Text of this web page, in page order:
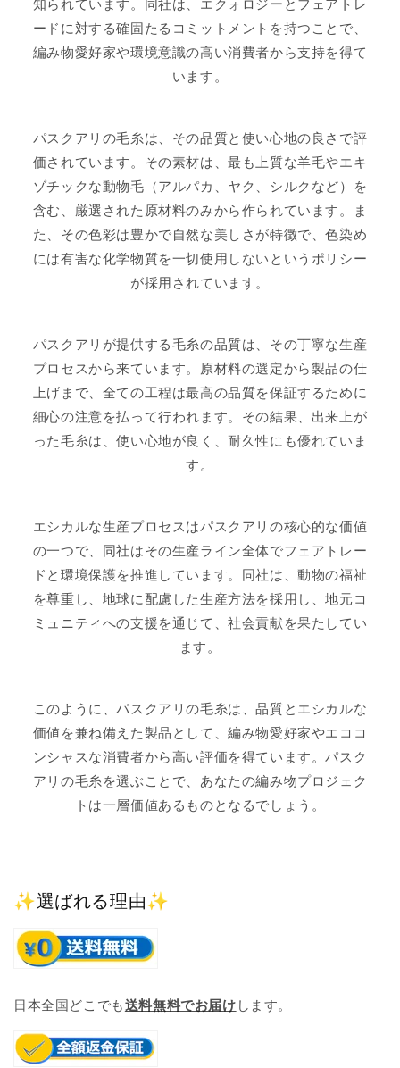
知られています。同社は、エクォロジーとフェアトレ
ードに対する確固たるコミットメントを持つことで、
編み物愛好家や環境意識の高い消費者から支持を得て
います。
パスクアリの毛糸は、その品質と使い心地の良さで評
価されています。その素材は、最も上質な羊毛やエキ
ゾチックな動物毛（アルパカ、ヤク、シルクなど）を
含む、厳選された原材料のみから作られています。ま
た、その色彩は豊かで自然な美しさが特徴で、色染め
には有害な化学物質を一切使用しないというポリシー
が採用されています。
パスクアリが提供する毛糸の品質は、その丁寧な生産
プロセスから来ています。原材料の選定から製品の仕
上げまで、全ての工程は最高の品質を保証するために
細心の注意を払って行われます。その結果、出来上が
った毛糸は、使い心地が良く、耐久性にも優れていま
す。
エシカルな生産プロセスはパスクアリの核心的な価値
の一つで、同社はその生産ライン全体でフェアトレー
ドと環境保護を推進しています。同社は、動物の福祉
を尊重し、地球に配慮した生産方法を採用し、地元コ
ミュニティへの支援を通じて、社会貢献を果たしてい
ます。
このように、パスクアリの毛糸は、品質とエシカルな
価値を兼ね備えた製品として、編み物愛好家やエココ
ンシャスな消費者から高い評価を得ています。パスク
アリの毛糸を選ぶことで、あなたの編み物プロジェク
トは一層価値あるものとなるでしょう。
✨選ばれる理由✨
日本全国どこでも送料無料でお届け します。